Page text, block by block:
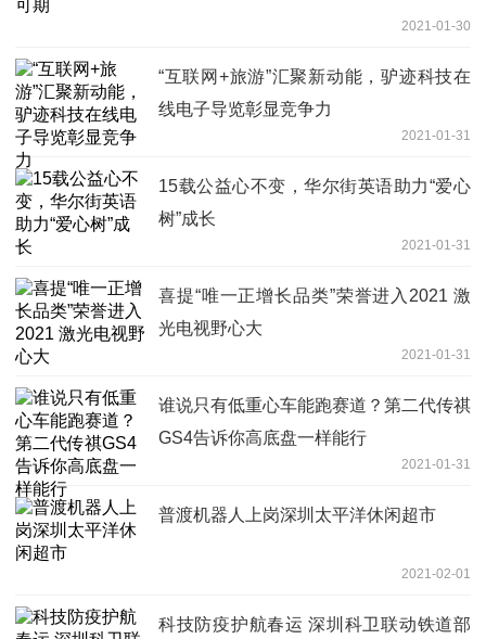
2021-01-30
“互联网+旅游”汇聚新动能，驴迹科技在
线电子导览彰显竞争力
2021-01-31
15载公益心不变，华尔街英语助力“爱心
树”成长
2021-01-31
喜提“唯一正增长品类”荣誉进入2021 激
光电视野心大
2021-01-31
谁说只有低重心车能跑赛道？第二代传祺
GS4告诉你高底盘一样能行
2021-01-31
普渡机器人上岗深圳太平洋休闲超市
2021-02-01
科技防疫护航春运 深圳科卫联动铁道部